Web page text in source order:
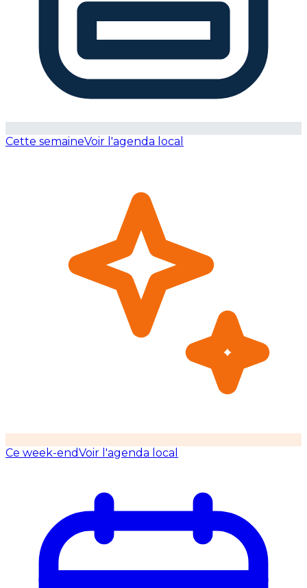
Cette semaineVoir l'agenda local
Ce week-endVoir l'agenda local